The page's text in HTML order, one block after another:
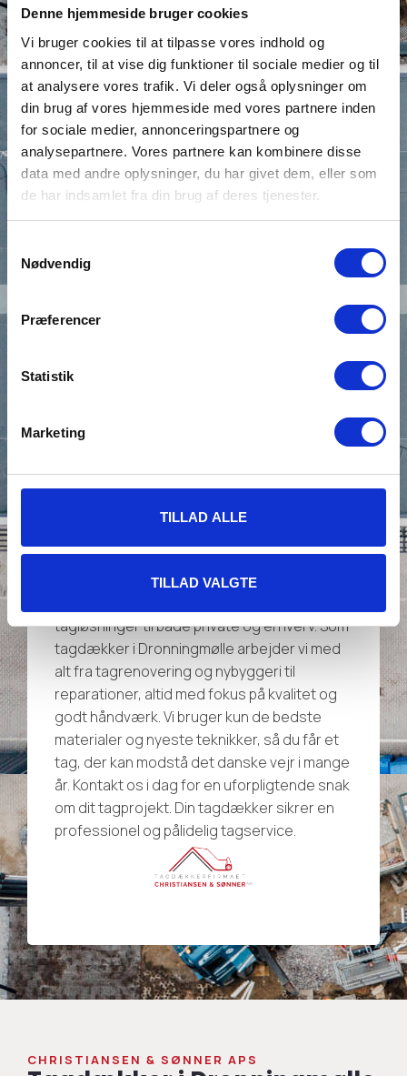
Denne hjemmeside bruger cookies
Vi bruger cookies til at tilpasse vores indhold og
annoncer, til at vise dig funktioner til sociale medier og til
at analysere vores trafik. Vi deler også oplysninger om
din brug af vores hjemmeside med vores partnere inden
for sociale medier, annonceringspartnere og
analysepartnere. Vores partnere kan kombinere disse
data med andre oplysninger, du har givet dem, eller som
de har indsamlet fra din brug af deres tjenester.
Nødvendig
Præferencer
Statistik
Marketing
TILLAD ALLE
TILLAD VALGTE
ekspertise strækker sig til at installere og
Grøn tagdækning er en bæredygtig og
miljøvenlig løsning, der tilføjer naturlig
skønhed til dit tag samtidig med at det har
flere fordele som isolering,
regnvandshåndtering og forbedret
luftkvalitet.
og opfylder alle nødvendige krav. Hvis du
ekspertise og kvalitet.
tagarbejde i
Dronningmølle
kvalitetsbevidst tagarbejde i Dronningmølle.
Med mere end 45 års erfaring i branchen
tagløsninger til både private og erhverv. Som
tagdækker i Dronningmølle arbejder vi med
alt fra tagrenovering og nybyggeri til
reparationer, altid med fokus på kvalitet og
godt håndværk. Vi bruger kun de bedste
materialer og nyeste teknikker, så du får et
tag, der kan modstå det danske vejr i mange
år. Kontakt os i dag for en uforpligtende snak
om dit tagprojekt. Din tagdækker sikrer en
professionel og pålidelig tagservice.
CHRISTIANSEN & SØNNER APS